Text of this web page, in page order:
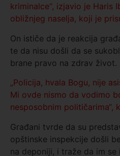
kriminalce“, izjavio je Haris
obližnjeg naselja, koji je
On ističe da je reakcija
te da nisu došli da se
brane pravo na zdrav život.
„Policija, hvala Bogu, nije
Mi ovde nismo da vodimo
nesposobnim političarima“,
Građani tvrde da su
opštinske inspekcije došli
na deponiji, i traže da im se